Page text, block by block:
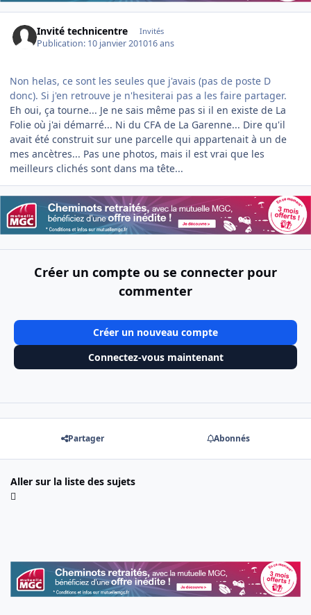
Invité technicentre Invités
Publication: 10 janvier 201016 ans
Non helas, ce sont les seules que j'avais (pas de poste D
donc). Si j'en retrouve je n'hesiterai pas a les faire partager.
Eh oui, ça tourne... Je ne sais même pas si il en existe de La
Folie où j'ai démarré... Ni du CFA de La Garenne... Dire qu'il
avait été construit sur une parcelle qui appartenait à un de
mes ancètres... Pas une photos, mais il est vrai que les
meilleurs clichés sont dans ma tête...
Créer un compte ou se connecter pour
commenter
Créer un nouveau compte
Connectez-vous maintenant
Partager Abonnés
Aller sur la liste des sujets